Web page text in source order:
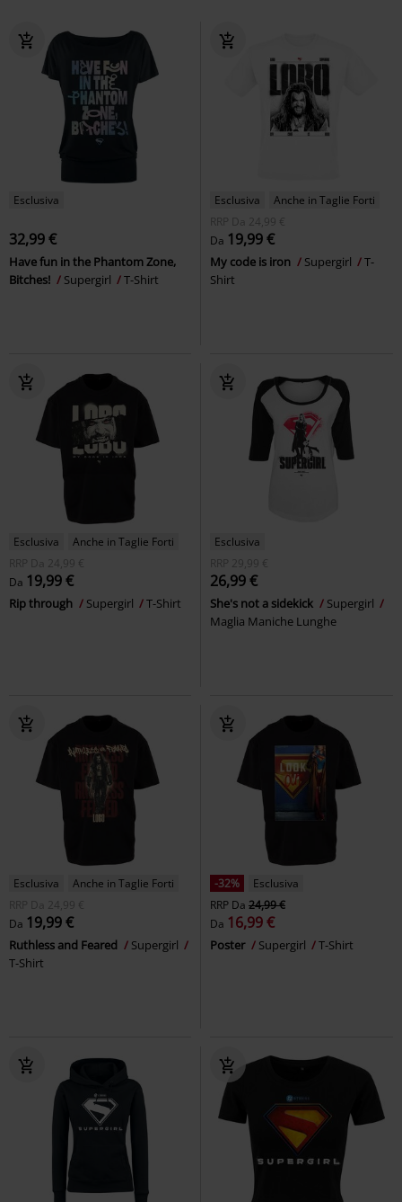
Esclusiva
32,99 €
Have fun in the Phantom Zone,
Bitches!
Supergirl T-Shirt
Esclusiva
Anche in Taglie Forti
RRP
Da 24,99 €
Da 19,99 €
My code is iron Supergirl
T-
Shirt
Esclusiva
Anche in Taglie Forti
RRP
Da 24,99 €
Da 19,99 €
Rip through Supergirl T-Shirt
Esclusiva
RRP
29,99 €
26,99 €
She's not a sidekick
Supergirl
Maglia Maniche Lunghe
Esclusiva
Anche in Taglie Forti
RRP
Da 24,99 €
Da 19,99 €
Ruthless and Feared
Supergirl
T-Shirt
-32%
Esclusiva
RRP Da 24,99 €
Da 16,99 €
Poster Supergirl T-Shirt